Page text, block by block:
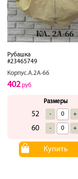
Рубашка
#23465749
Корпус.А.2А-66
402руб
Размеры
52 - +
60 - +
Купить